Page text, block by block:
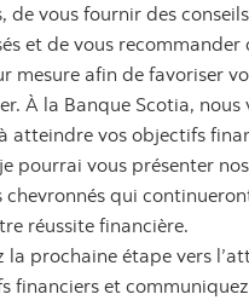
de vous fournir des conseils
et de vous recommander
mesure afin de favoriser
À la Banque Scotia, nous
atteindre vos objectifs
pourrai vous présenter nos
chevronnés qui
réussite financière.
la prochaine étape vers
financiers et